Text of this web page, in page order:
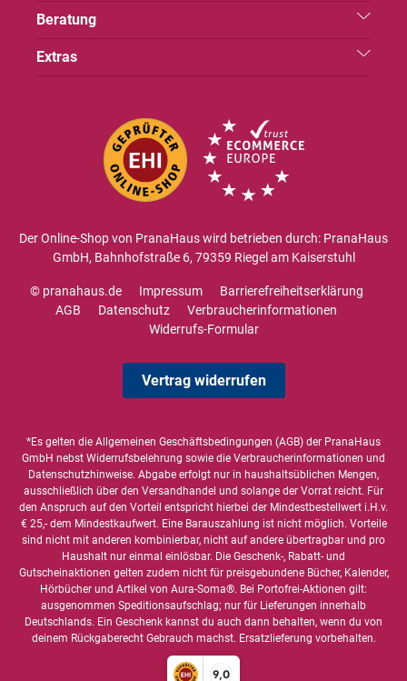
9,0
Beratung
Extras
Der Online-Shop von PranaHaus wird betrieben durch: PranaHaus
GmbH, Bahnhofstraße 6, 79359 Riegel am Kaiserstuhl
© pranahaus.de Impressum
Barrierefreiheitserklärung
AGB
Datenschutz
Verbraucherinformationen
Widerrufs-Formular
Vertrag widerrufen
*Es gelten die Allgemeinen Geschäftsbedingungen (AGB) der PranaHaus
GmbH nebst Widerrufsbelehrung sowie die Verbraucherinformationen und
Datenschutzhinweise. Abgabe erfolgt nur in haushaltsüblichen Mengen,
ausschließlich über den Versandhandel und solange der Vorrat reicht. Für
den Anspruch auf den Vorteil entspricht hierbei der Mindestbestellwert i.H.v.
€ 25,- dem Mindestkaufwert. Eine Barauszahlung ist nicht möglich. Vorteile
sind nicht mit anderen kombinierbar, nicht auf andere übertragbar und pro
Haushalt nur einmal einlösbar. Die Geschenk-, Rabatt- und
Gutscheinaktionen gelten zudem nicht für preisgebundene Bücher, Kalender,
Hörbücher und Artikel von Aura-Soma®. Bei Portofrei-Aktionen gilt:
ausgenommen Speditionsaufschlag; nur für Lieferungen innerhalb
Deutschlands. Ein Geschenk kannst du auch dann behalten, wenn du von
deinem Rückgaberecht Gebrauch machst. Ersatzlieferung vorbehalten.